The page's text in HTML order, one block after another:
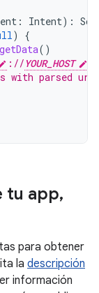
: Intent):
)
{
getData()
:// YOUR_HOST
with parsed uri
tu app,
para obtener
la descripción
información